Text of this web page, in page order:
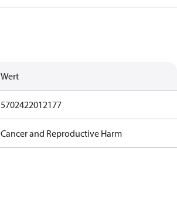
Wert
5702422012177
Cancer and Reproductive Harm